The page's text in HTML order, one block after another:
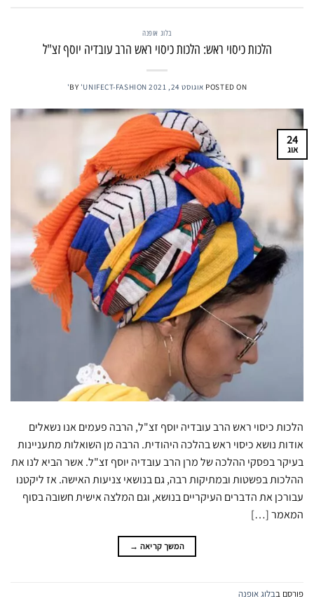
בלוג אופנה
הלכות כיסוי ראש: הלכות כיסוי ראש הרב עובדיה יוסף זצ"ל
POSTED ON אוגוסט 24, 2021 BY 'UNIFECT-FASHION'
24
אוג
הלכות כיסוי ראש הרב עובדיה יוסף זצ"ל, הרבה פעמים אנו נשאלים
אודות נושא כיסוי ראש בהלכה היהודית. הרבה מן השואלות מתעניינות
בעיקר בפסקי ההלכה של מרן הרב עובדיה יוסף זצ"ל. אשר הביא לנו את
ההלכות בפשטות ובמתיקות רבה, גם בנושאי צניעות האישה. אז ליקטנו
עבורכן את הדברים העיקריים בנושא, וגם המלצה אישית חשובה בסוף
המאמר […]
המשך קריאה →
פורסם בבלוג אופנה